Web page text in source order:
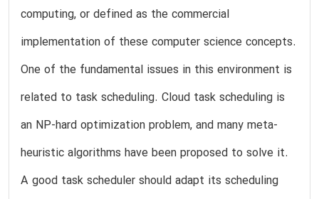
computing, or defined as the commercial
implementation of these computer science concepts.
One of the fundamental issues in this environment is
related to task scheduling. Cloud task scheduling is
an NP-hard optimization problem, and many meta-
heuristic algorithms have been proposed to solve it.
A good task scheduler should adapt its scheduling